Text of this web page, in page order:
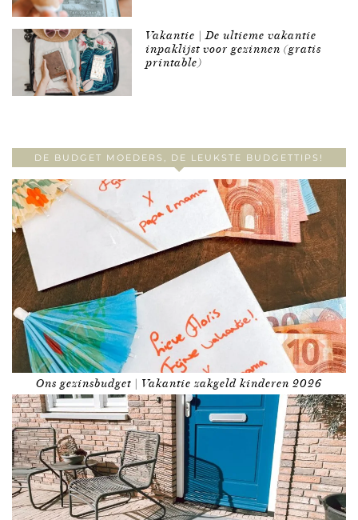
Vakantie | De ultieme vakantie
inpaklijst voor gezinnen (gratis
printable)
DE BUDGET MOEDERS, DE LEUKSTE BUDGETTIPS!
Ons gezinsbudget | Vakantie zakgeld kinderen 2026